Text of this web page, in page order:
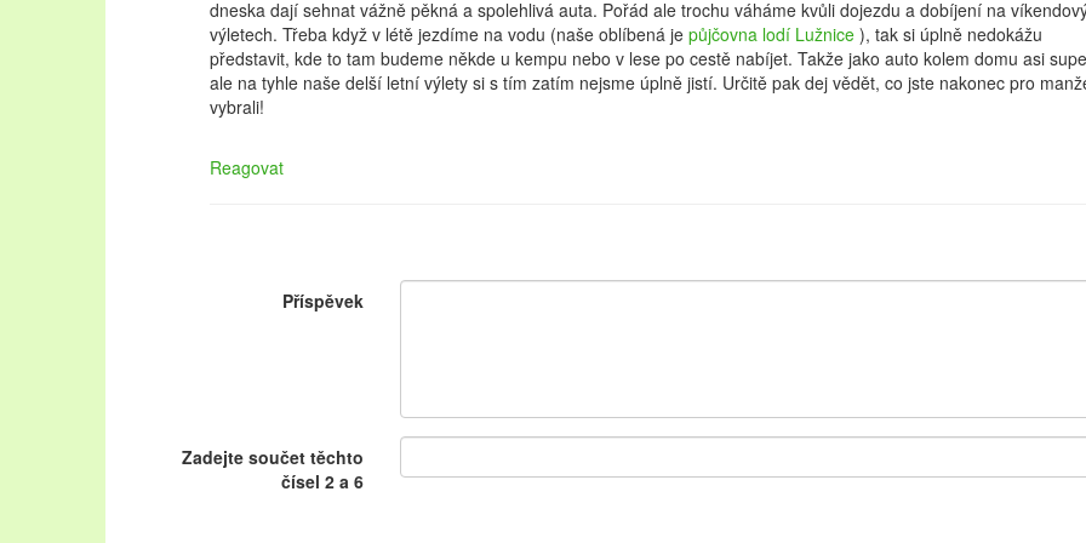
dneska dají sehnat vážně pěkná a spolehlivá auta. Pořád ale trochu váháme kvůli dojezdu a dobíjení na
výletech. Třeba když v létě jezdíme na vodu (naše oblíbená je půjčovna lodí Lužnice ), tak si úplně nedokážu
představit, kde to tam budeme někde u kempu nebo v lese po cestě nabíjet. Takže jako auto kolem domu asi
ale na tyhle naše delší letní výlety si s tím zatím nejsme úplně jistí. Určitě pak dej vědět, co jste nakonec pro
vybrali!
Reagovat
Příspěvek
Zadejte součet těchto
čísel 2 a 6